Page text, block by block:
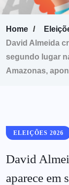
Home
David Almeida
segundo lugar
Amazonas,
ELEIÇÕES 2026
David
aparece em